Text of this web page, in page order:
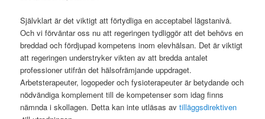
Självklart är det viktigt att förtydliga en acceptabel lägstanivå.
Och vi förväntar oss nu att regeringen tydliggör att det behövs en
breddad och fördjupad kompetens inom elevhälsan. Det är viktigt
att regeringen understryker vikten av att bredda antalet
professioner utifrån det hälsofrämjande uppdraget.
Arbetsterapeuter, logopeder och fysioterapeuter är betydande och
nödvändiga komplement till de kompetenser som idag finns
nämnda i skollagen. Detta kan inte utläsas avtilläggsdirektiven